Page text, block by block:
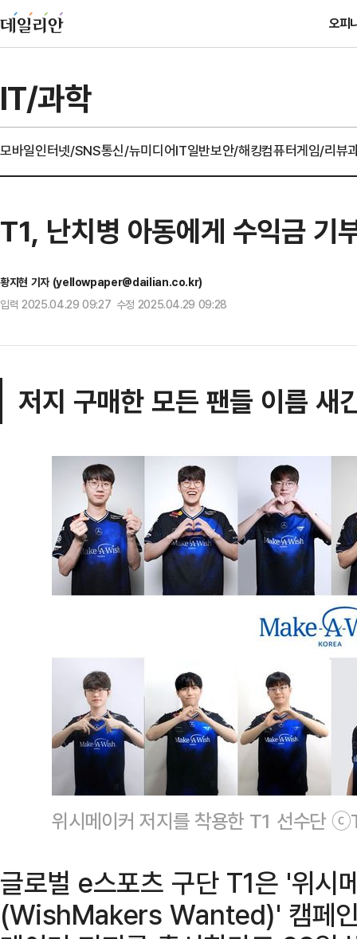
오피
IT/과학
모바일인터넷/SNS통신/뉴미디어IT일반보안/해킹컴퓨터게임/리뷰
T1, 난치병 아동에게 수익금 기
황지현 기자 (yellowpaper@dailian.co.kr)
입력 2025.04.29 09:27 수정 2025.04.29 09:28
저지 구매한 모든 팬들 이름 새
위시메이커 저지를 착용한 T1 선수단
글로벌 e스포츠 구단 T1은 '위시
(WishMakers Wanted)' 캠페